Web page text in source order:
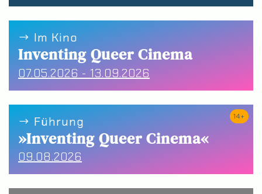
Im Kino
Inventing Queer Cinema
07.05.2026 - 13.09.2026
Führung
»Inventing Queer Cinema«
09.08.2026
14+